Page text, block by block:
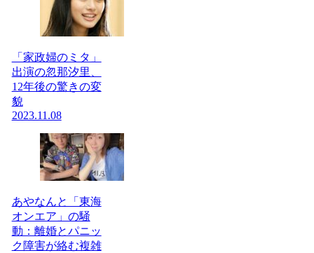
「家政婦のミタ」
出演の忽那汐里、
12年後の驚きの変
貌
2023.11.08
あやなんと「東海
オンエア」の騒
動：離婚とパニッ
ク障害が絡む複雑